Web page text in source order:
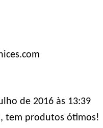
de 2016 às 13:39
tem produtos ótimos!